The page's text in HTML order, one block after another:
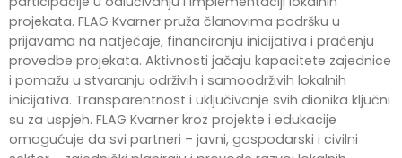
projekata. FLAG Kvarner pruža članovima podršku u
prijavama na natječaje, financiranju inicijativa i praćenju
provedbe projekata. Aktivnosti jačaju kapacitete zajednice
i pomažu u stvaranju održivih i samoodrživih lokalnih
inicijativa. Transparentnost i uključivanje svih dionika ključni
su za uspjeh. FLAG Kvarner kroz projekte i edukacije
omogućuje da svi partneri – javni, gospodarski i civilni